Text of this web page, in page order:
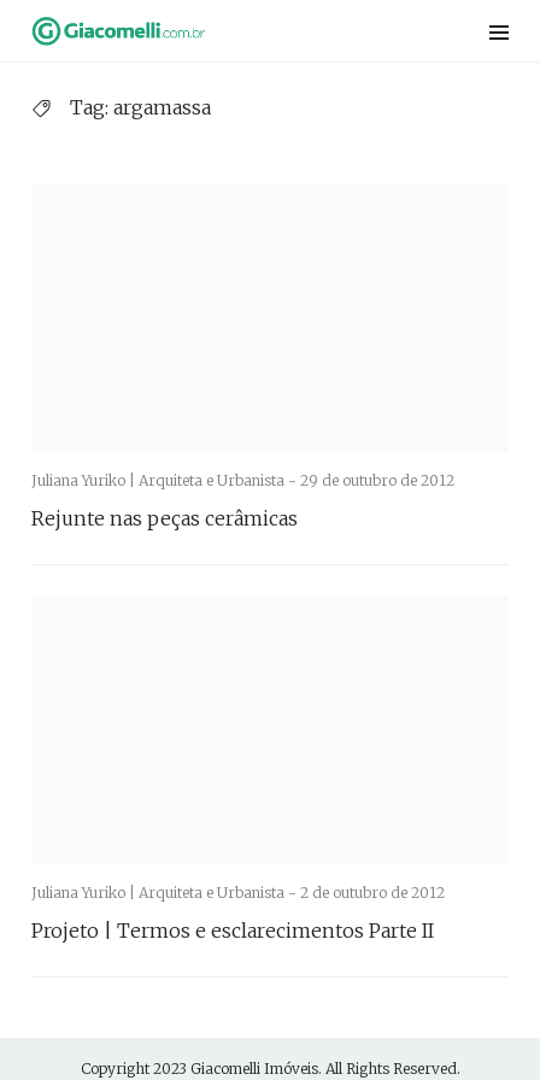
Skip
Tag: argamassa
Juliana Yuriko | Arquiteta e Urbanista - 29 de outubro de 2012
Rejunte nas peças cerâmicas
Juliana Yuriko | Arquiteta e Urbanista - 2 de outubro de 2012
Projeto | Termos e esclarecimentos Parte II
Copyright 2023 Giacomelli Imóveis. All Rights Reserved.